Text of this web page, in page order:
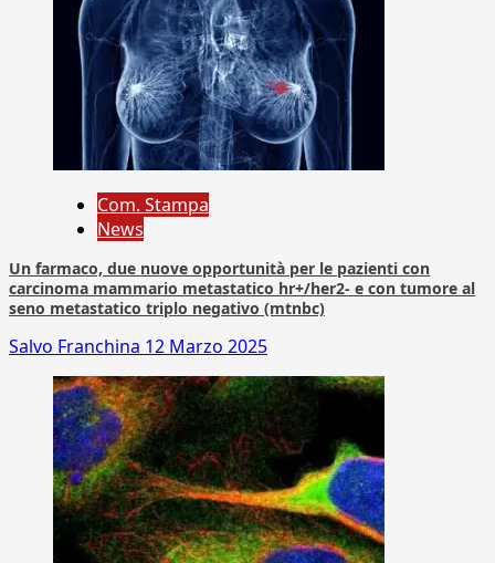
Com. Stampa
News
Un farmaco, due nuove opportunità per le pazienti con
carcinoma mammario metastatico hr+/her2- e con tumore al
seno metastatico triplo negativo (mtnbc)
Salvo Franchina 12 Marzo 2025